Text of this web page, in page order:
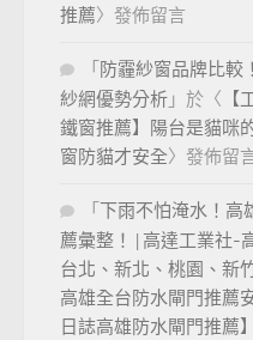
推薦〉發佈留言
「 防霾紗窗品牌比較
紗網優勢分析 」於〈 【
鐵窗推薦】陽台是貓咪
窗防貓才安全〉發佈留
「 下雨不怕淹水！高
薦彙整！ | 高達工業社-
台北、新北、桃園、新
高雄全台防水閘門推薦
日誌高雄防水閘門推薦